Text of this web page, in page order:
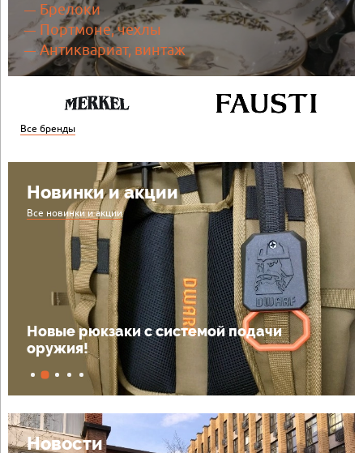
Брелоки
Портмоне, чехлы
Антиквариат, винтаж
Все бренды
Новинки и акции
Все новинки и акции
Поступили в продажу ружья Beretta!
Новости